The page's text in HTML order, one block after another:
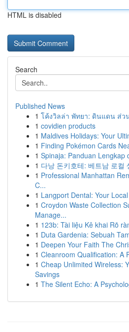
HTML is disabled
Search
Published News
1 โค้งวิลล่า พัทยา: ดินแดน ส่ว
1 covidien products
1 Maldives Holidays: Your
1 Finding Pokémon Cards
1 Spinaja: Panduan Lengkap
1 다낭 돈키호테: 베트남 로컬
1 Professional Manhattan
C...
1 Langport Dental: Your
1 Croydon Waste Collection
Manage...
1 123b: Tài liệu Kê khai Rõ
1 Duta Gardenia: Sebuah
1 Deepen Your Faith The
1 Cleanroom Qualification: A
1 Cheap Unlimited Wireless:
Savings
1 The Silent Echo: A